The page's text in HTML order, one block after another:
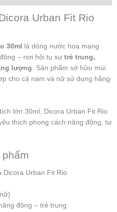
Urban Fit Rio
30ml
là dòng nước hoa mang
– nơi hội tụ sự trẻ trung,
lượng. Sản phẩm sở hữu mùi
cho cả nam và nữ sử dụng hằng
lớn 30ml, Dicora Urban Fit Rio
thích phong cách năng động, tự
Urban Fit Rio
động – trẻ trung